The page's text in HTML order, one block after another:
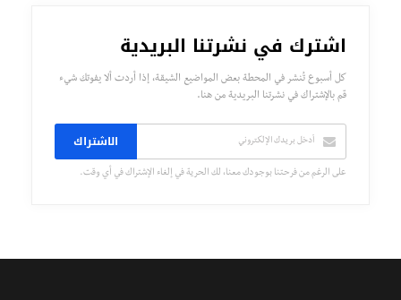
اشترك في نشرتنا البريدية
كل أسبوع تُنشر في المحطة بعض المواضيع الشيقة، إذا أردت ألا يفوتك شيء
قم بالإشتراك في نشرتنا البريدية من هنا.
الاشتراك
على الرغم من فرحتنا بوجودك معنا، لك الحرية في إلغاء الإشتراك في أي وقت.